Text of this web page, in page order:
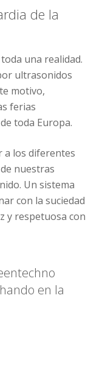
de la
una realidad.
ultrasonidos
motivo,
ferias
toda Europa.
a los diferentes
nuestras
Un sistema
con la suciedad
y respetuosa con
en la